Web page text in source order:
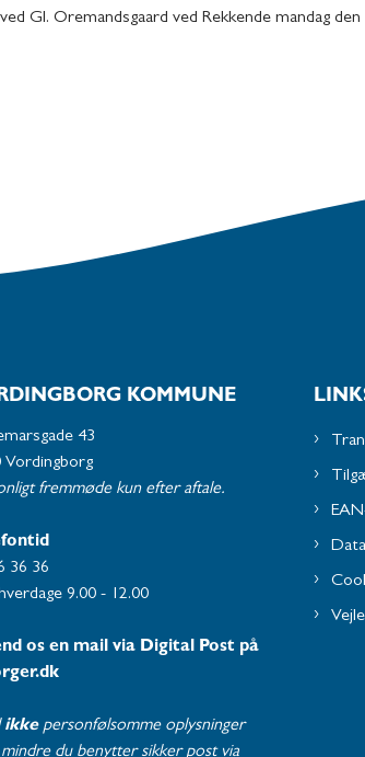
Gl. Oremandsgaard ved Rekkende mandag den
KOMMUNE
43
Vordingborg
fremmøde kun efter aftale.
36 36
9.00 - 12.00
os en mail via Digital Post på
ikke personfølsomme oplysninger
du benytter sikker post via